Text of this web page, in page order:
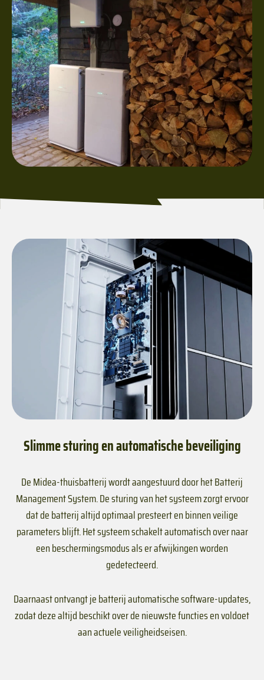
Slimme sturing en automatische beveiliging
De Midea-thuisbatterij wordt aangestuurd door het Batterij
Management System. De sturing van het systeem zorgt ervoor
dat de batterij altijd optimaal presteert en binnen veilige
parameters blijft. Het systeem schakelt automatisch over naar
een beschermingsmodus als er afwijkingen worden
gedetecteerd.
Daarnaast ontvangt je batterij automatische software-updates,
zodat deze altijd beschikt over de nieuwste functies en voldoet
aan actuele veiligheidseisen.